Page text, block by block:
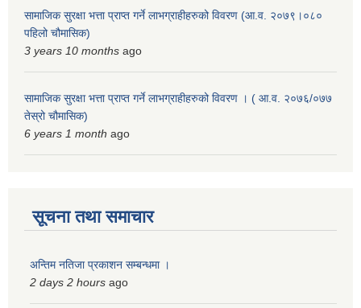
सामाजिक सुरक्षा भत्ता प्राप्त गर्ने लाभग्राहीहरुको विवरण (आ.व. २०७९।०८०
पहिलो चौमासिक)
3 years 10 months ago
सामाजिक सुरक्षा भत्ता प्राप्त गर्ने लाभग्राहीहरुको विवरण । ( आ.व. २०७६/०७७
तेस्रो चौमासिक)
6 years 1 month ago
सूचना तथा समाचार
अन्तिम नतिजा प्रकाशन सम्बन्धमा ।
2 days 2 hours ago